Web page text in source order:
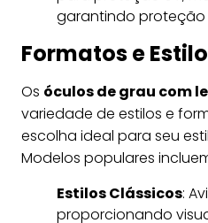
garantindo proteção
Formatos e
Os óculos de grau com
variedade de estilos e
escolha ideal para seu
Modelos populares
Estilos Clássicos:
proporcionando